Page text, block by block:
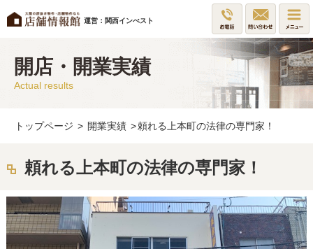
運営：関西インべスト
開店・開業実績
Actual results
トップページ > 開業実績 >頼れる上本町の法律の専門家！
頼れる上本町の法律の専門家！